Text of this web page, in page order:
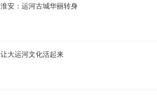
淮安：运河古城华丽转身
让大运河文化活起来